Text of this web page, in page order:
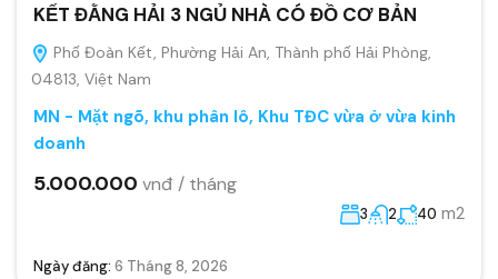
KẾT ĐẰNG HẢI 3 NGỦ NHÀ CÓ ĐỒ CƠ BẢN
Phố Đoàn Kết, Phường Hải An, Thành phố Hải Phòng,
04813, Việt Nam
MN - Mặt ngõ, khu phân lô, Khu TĐC vừa ở vừa kinh
doanh
5.000.000 vnđ / tháng
3 2 40 m2
Ngày đăng: 6 Tháng 8, 2026